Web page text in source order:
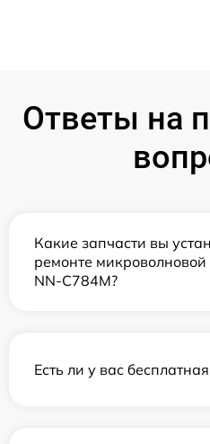
Ответы на
Какие запчасти вы
ремонте
NN-C784M?
Есть ли у вас